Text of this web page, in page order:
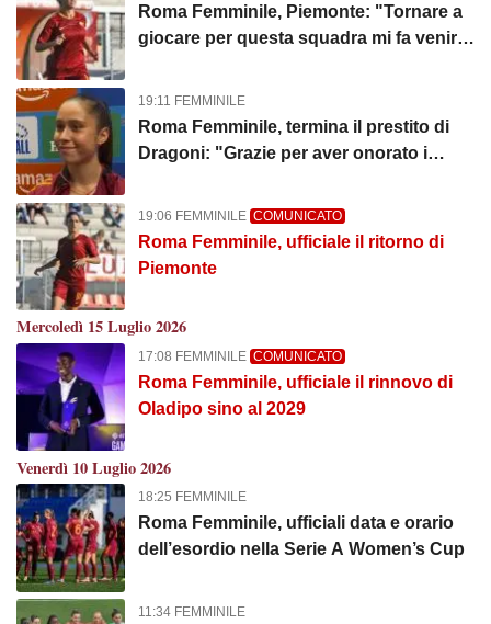
Roma Femminile, Piemonte: "Tornare a
giocare per questa squadra mi fa venire
19:11 FEMMINILE
Roma Femminile, termina il prestito di
Dragoni: "Grazie per aver onorato i
19:06 FEMMINILE COMUNICATO
Roma Femminile, ufficiale il ritorno di
Piemonte
Mercoledì 15 Luglio 2026
17:08 FEMMINILE COMUNICATO
Roma Femminile, ufficiale il rinnovo di
Oladipo sino al 2029
Venerdì 10 Luglio 2026
18:25 FEMMINILE
Roma Femminile, ufficiali data e orario
dell’esordio nella Serie A Women’s Cup
11:34 FEMMINILE